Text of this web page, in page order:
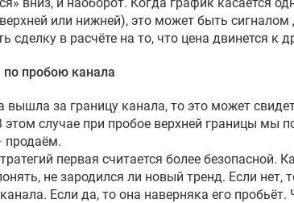
или нижней), это может быть
сделку в расчёте на то, что цена двинется к
по пробою канала
вышла за границу канала, то это может
этом случае при пробое верхней границы мы
продаём.
первая считается более безопасной.
не зародился ли новый тренд. Если нет,
Если да, то она наверняка его